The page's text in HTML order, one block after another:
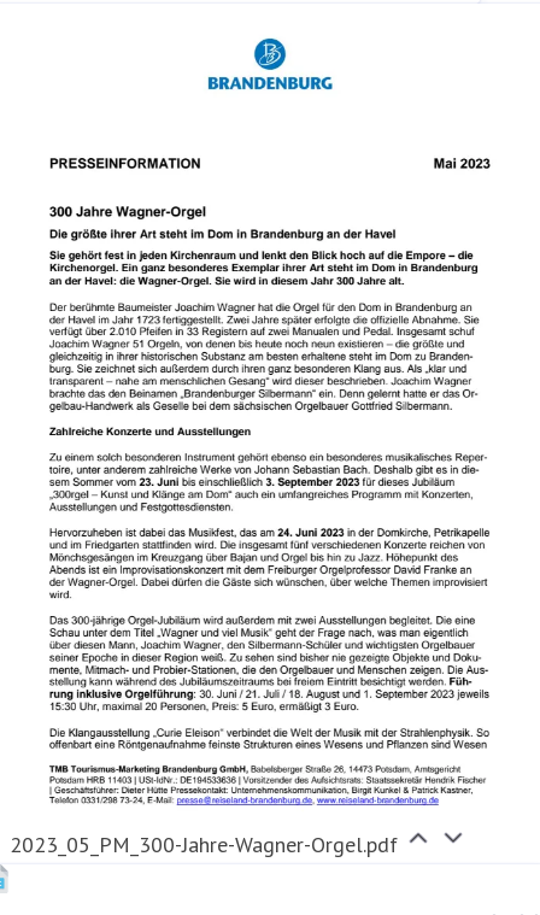
2023_05_PM_300-Jahre-Wagner-Orgel.pdf